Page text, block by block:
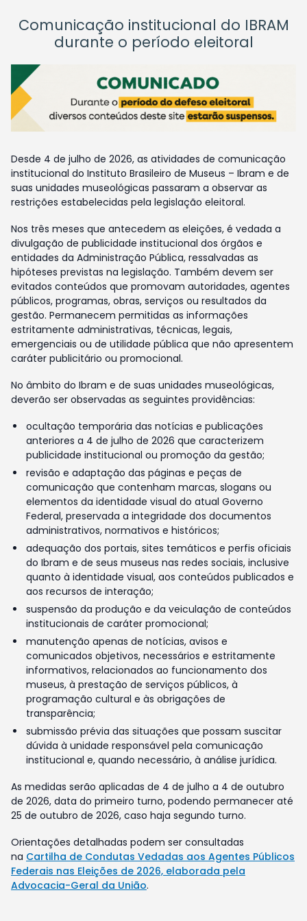
Comunicação institucional do IBRAM
durante o período eleitoral
Desde 4 de julho de 2026, as atividades de comunicação
institucional do Instituto Brasileiro de Museus – Ibram e de
suas unidades museológicas passaram a observar as
restrições estabelecidas pela legislação eleitoral.
Nos três meses que antecedem as eleições, é vedada a
divulgação de publicidade institucional dos órgãos e
entidades da Administração Pública, ressalvadas as
hipóteses previstas na legislação. Também devem ser
evitados conteúdos que promovam autoridades, agentes
públicos, programas, obras, serviços ou resultados da
gestão. Permanecem permitidas as informações
estritamente administrativas, técnicas, legais,
emergenciais ou de utilidade pública que não apresentem
caráter publicitário ou promocional.
No âmbito do Ibram e de suas unidades museológicas,
deverão ser observadas as seguintes providências:
ocultação temporária das notícias e publicações
anteriores a 4 de julho de 2026 que caracterizem
publicidade institucional ou promoção da gestão;
revisão e adaptação das páginas e peças de
comunicação que contenham marcas, slogans ou
elementos da identidade visual do atual Governo
Federal, preservada a integridade dos documentos
administrativos, normativos e históricos;
adequação dos portais, sites temáticos e perfis oficiais
do Ibram e de seus museus nas redes sociais, inclusive
quanto à identidade visual, aos conteúdos publicados e
aos recursos de interação;
suspensão da produção e da veiculação de conteúdos
institucionais de caráter promocional;
manutenção apenas de notícias, avisos e
comunicados objetivos, necessários e estritamente
informativos, relacionados ao funcionamento dos
museus, à prestação de serviços públicos, à
programação cultural e às obrigações de
transparência;
submissão prévia das situações que possam suscitar
dúvida à unidade responsável pela comunicação
institucional e, quando necessário, à análise jurídica.
As medidas serão aplicadas de 4 de julho a 4 de outubro
de 2026, data do primeiro turno, podendo permanecer até
25 de outubro de 2026, caso haja segundo turno.
Orientações detalhadas podem ser consultadas
na Cartilha de Condutas Vedadas aos Agentes Públicos
Federais nas Eleições de 2026, elaborada pela
Advocacia-Geral da União.